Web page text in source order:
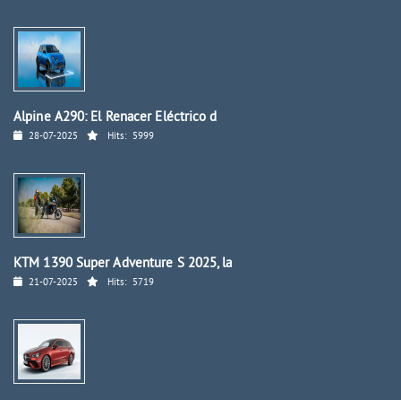
Alpine A290: El Renacer Eléctrico d
28-07-2025 Hits: 5999
KTM 1390 Super Adventure S 2025, la
21-07-2025 Hits: 5719